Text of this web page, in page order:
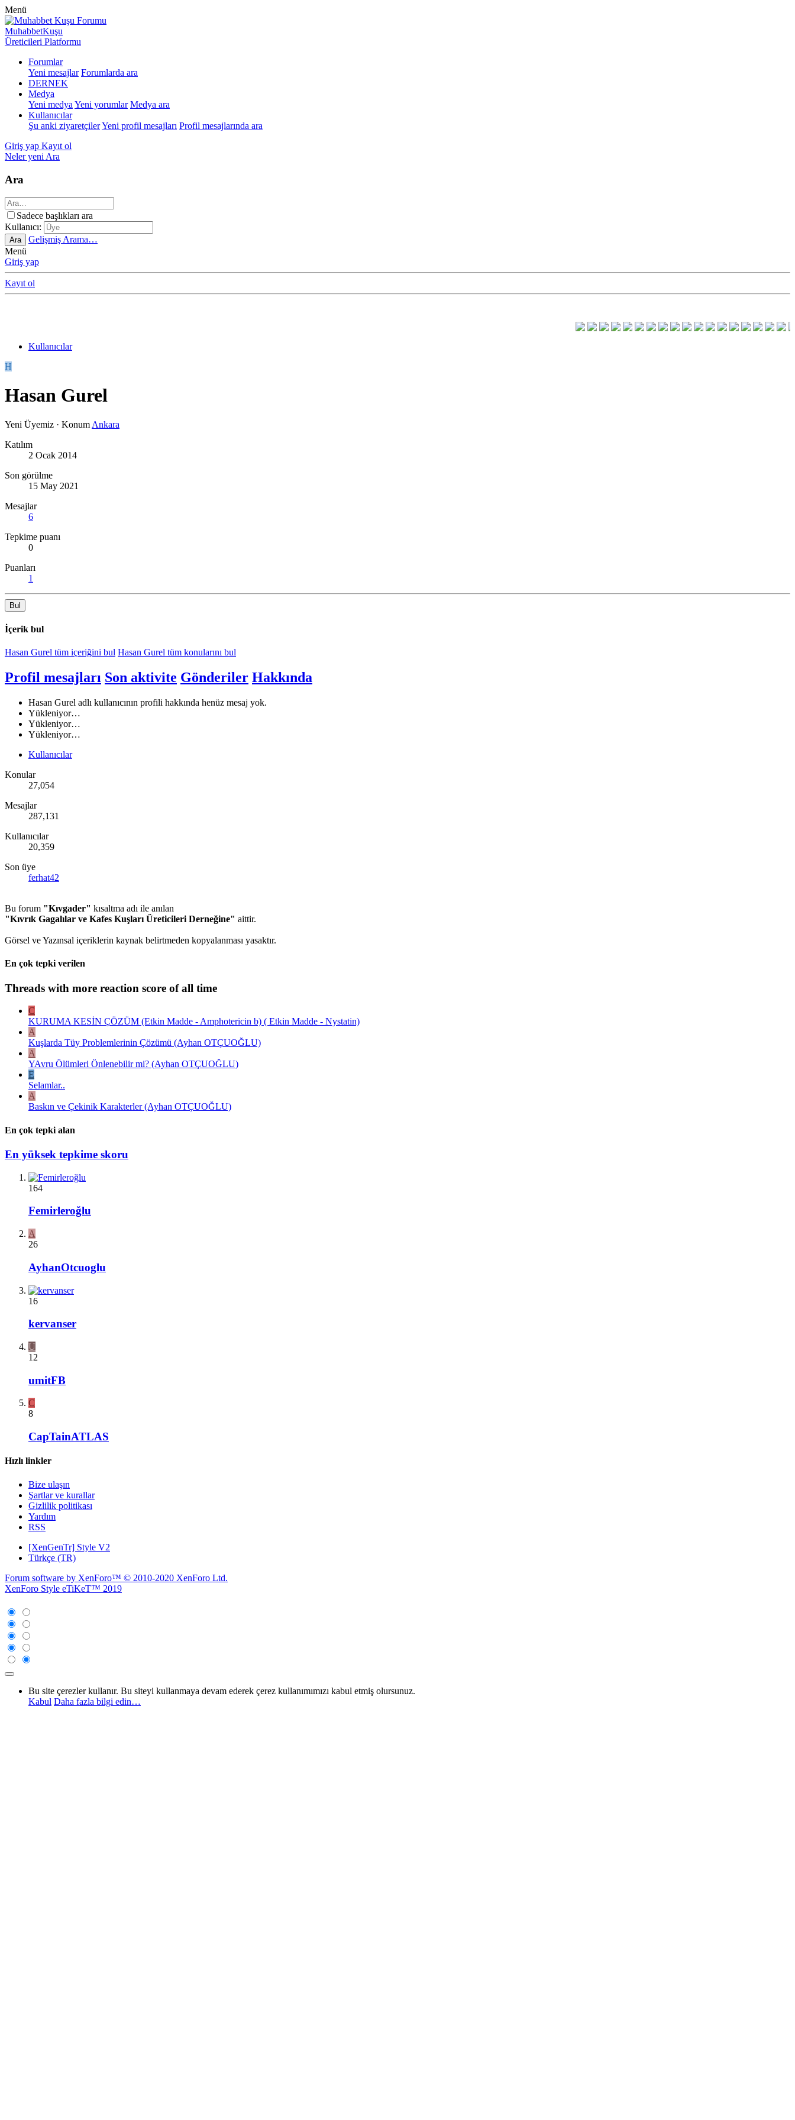
Menü
MuhabbetKuşu
Üreticileri Platformu
Forumlar
Yeni mesajlar Forumlarda ara
DERNEK
Medya
Yeni medya Yeni yorumlar Medya ara
Kullanıcılar
Şu anki ziyaretçilerYeni profil mesajları Profil mesajlarında ara
Giriş yap Kayıt ol
Neler yeni Ara
Ara
Sadece başlıkları ara
Kullanıcı:
Ara
Gelişmiş Arama…
Menü
Giriş yap
Kayıt ol
Kullanıcılar
H
Hasan Gurel
Yeni Üyemiz · Konum Ankara
Katılım
2 Ocak 2014
Son görülme
15 May 2021
Mesajlar
6
Tepkime puanı
0
Puanları
1
Bul
İçerik bul
Hasan Gurel tüm içeriğini bul Hasan Gurel tüm konularını bul
Profil mesajları Son aktivite Gönderiler Hakkında
Hasan Gurel adlı kullanıcının profili hakkında henüz mesaj yok.
Yükleniyor…
Yükleniyor…
Yükleniyor…
Kullanıcılar
Konular
27,054
Mesajlar
287,131
Kullanıcılar
20,359
Son üye
ferhat42
Bu forum "Kıvgader" kısaltma adı ile anılan
"Kıvrık Gagalılar ve Kafes Kuşları Üreticileri Derneğine" aittir.
Görsel ve Yazınsal içeriklerin kaynak belirtmeden kopyalanması yasaktır.
En çok tepki verilen
Threads with more reaction score of all time
C
KURUMA KESİN ÇÖZÜM (Etkin Madde - Amphotericin b) ( Etkin Madde - Nystatin)
A
Kuşlarda Tüy Problemlerinin Çözümü (Ayhan OTÇUOĞLU)
A
YAvru Ölümleri Önlenebilir mi? (Ayhan OTÇUOĞLU)
E
Selamlar..
A
Baskın ve Çekinik Karakterler (Ayhan OTÇUOĞLU)
En çok tepki alan
En yüksek tepkime skoru
164
Femirleroğlu
A
26
AyhanOtcuoglu
16
kervanser
U
12
umitFB
C
8
CapTainATLAS
Hızlı linkler
Bize ulaşın
Şartlar ve kurallar
Gizlilik politikası
Yardım
RSS
[XenGenTr] Style V2
Türkçe (TR)
Forum software by XenForo™ © 2010-2020 XenForo Ltd.
XenForo Style eTiKeT™ 2019
Bu site çerezler kullanır. Bu siteyi kullanmaya devam ederek çerez kullanımımızı kabul etmiş olursunuz.
Kabul Daha fazla bilgi edin…